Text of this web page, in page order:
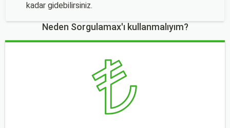
kadar gidebilirsiniz.
Neden Sorgulamax'ı kullanmalıyım?